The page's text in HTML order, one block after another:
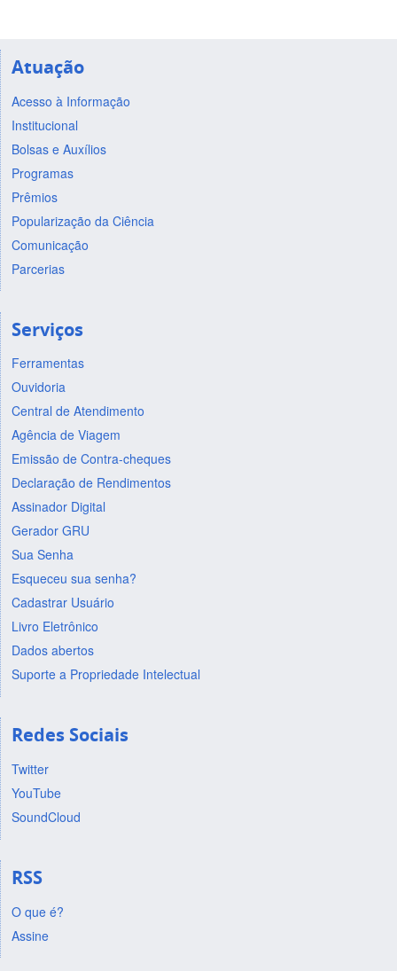
Atuação
Acesso à Informação
Institucional
Bolsas e Auxílios
Programas
Prêmios
Popularização da Ciência
Comunicação
Parcerias
Serviços
Ferramentas
Ouvidoria
Central de Atendimento
Agência de Viagem
Emissão de Contra-cheques
Declaração de Rendimentos
Assinador Digital
Gerador GRU
Sua Senha
Esqueceu sua senha?
Cadastrar Usuário
Livro Eletrônico
Dados abertos
Suporte a Propriedade Intelectual
Redes Sociais
Twitter
YouTube
SoundCloud
RSS
O que é?
Assine